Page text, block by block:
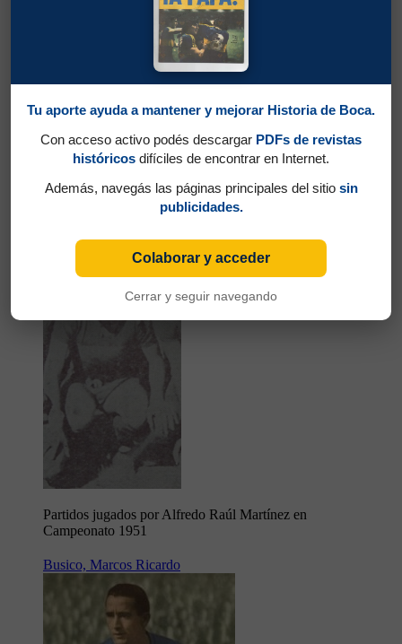
Partidos jugados por Rinaldo Fioramonte Martino
en Campeonato 1951
Partidos jugados por Alfredo Raúl Martínez en
Campeonato 1951
Busico, Marcos Ricardo
Tu aporte ayuda a mantener y mejorar Historia de Boca.
Con acceso activo podés descargar PDFs de revistas
históricos difíciles de encontrar en Internet.
Además, navegás las páginas principales del sitio sin
publicidades.
Colaborar y acceder
Cerrar y seguir navegando